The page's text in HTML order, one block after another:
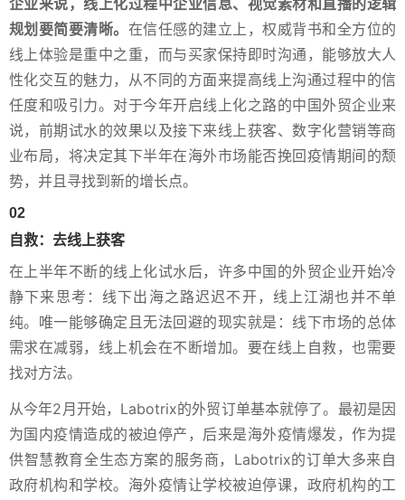
企业来说，线上化过程中企业信息、视觉素材和直播的逻辑
规划要简要清晰。 在信任感的建立上，权威背书和全方位的
线上体验是重中之重，而与买家保持即时沟通，能够放大人
性化交互的魅力，从不同的方面来提高线上沟通过程中的信
任度和吸引力。对于今年开启线上化之路的中国外贸企业来
说，前期试水的效果以及接下来线上获客、数字化营销等商
业布局，将决定其下半年在海外市场能否挽回疫情期间的颓
势，并且寻找到新的增长点。
02
自救：去线上获客
在上半年不断的线上化试水后，许多中国的外贸企业开始冷
静下来思考：线下出海之路迟迟不开，线上江湖也并不单
纯。唯一能够确定且无法回避的现实就是：线下市场的总体
需求在减弱，线上机会在不断增加。要在线上自救，也需要
找对方法。
从今年2月开始，Labotrix的外贸订单基本就停了。最初是因
为国内疫情造成的被迫停产，后来是海外疫情爆发，作为提
供智慧教育全生态方案的服务商，Labotrix的订单大多来自
政府机构和学校。海外疫情让学校被迫停课，政府机构的工